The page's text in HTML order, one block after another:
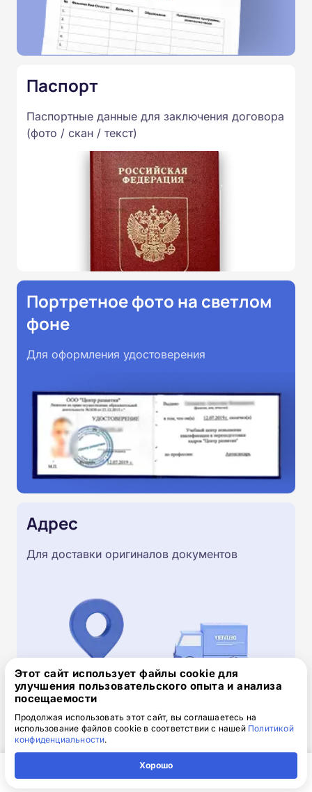
Паспорт
Паспортные данные для заключения договора
(фото / скан / текст)
Портретное фото на светлом
фоне
Для оформления удостоверения
Адрес
Для доставки оригиналов документов
Скачайте заявку на обучение
Скачайте шаблон, заполните и отправьте по
Этот сайт использует файлы cookie для
улучшения пользовательского опыта и анализа
посещаемости
Продолжая использовать этот сайт, вы соглашаетесь на
использование файлов cookie в соответствии с нашей Политикой
конфиденциальности.
Хорошо